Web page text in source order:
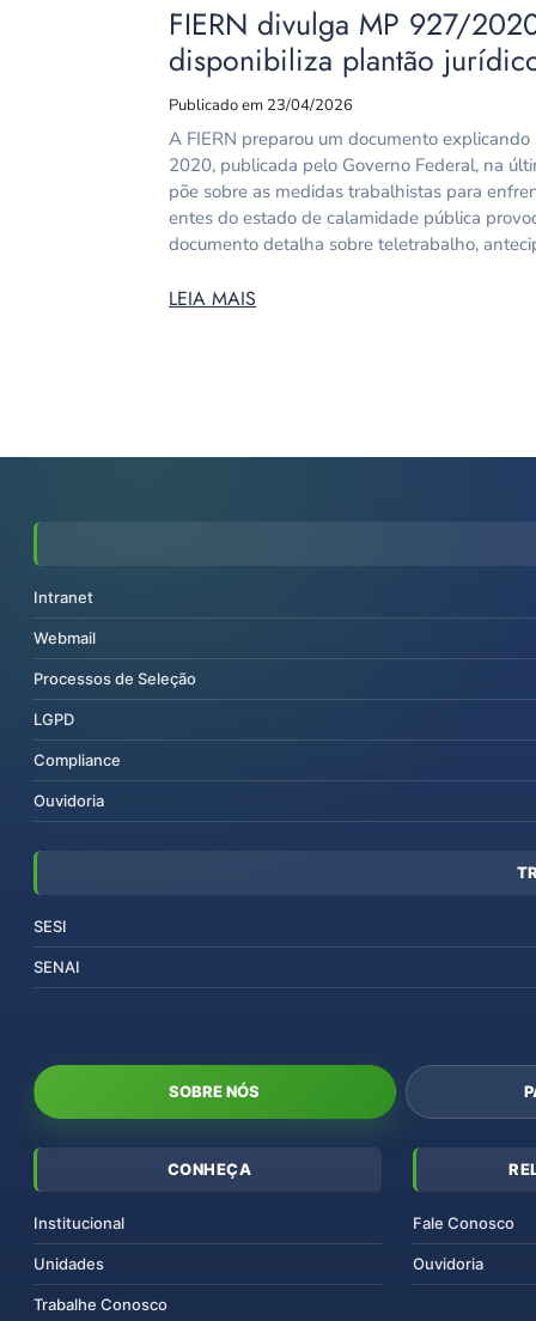
FIERN divulga MP 927/
disponibiliza plantão
Publicado em 23/04/2026
A FIERN preparou um documento
2020, publicada pelo Governo Federal, na
põe sobre as medidas trabalhistas para
entes do estado de calamidade pública
documento detalha sobre teletrabalho,
LEIA MAIS
Intranet
Webmail
Processos de Seleção
LGPD
Compliance
Ouvidoria
SESI
SENAI
SOBRE NÓS
CONHEÇA
Institucional
Unidades
Trabalhe Conosco
Fale Conosco
Ouvidoria